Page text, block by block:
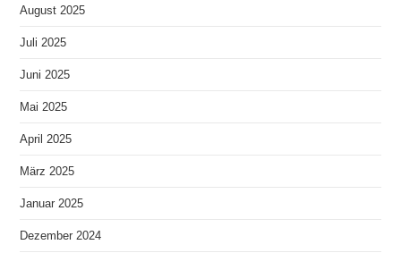
August 2025
Juli 2025
Juni 2025
Mai 2025
April 2025
März 2025
Januar 2025
Dezember 2024